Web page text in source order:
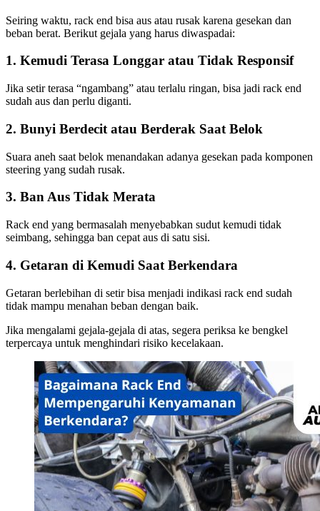
Seiring waktu, rack end bisa aus atau rusak karena gesekan dan
beban berat. Berikut gejala yang harus diwaspadai:
1. Kemudi Terasa Longgar atau Tidak Responsif
Jika setir terasa “ngambang” atau terlalu ringan, bisa jadi rack end
sudah aus dan perlu diganti.
2. Bunyi Berdecit atau Berderak Saat Belok
Suara aneh saat belok menandakan adanya gesekan pada komponen
steering yang sudah rusak.
3. Ban Aus Tidak Merata
Rack end yang bermasalah menyebabkan sudut kemudi tidak
seimbang, sehingga ban cepat aus di satu sisi.
4. Getaran di Kemudi Saat Berkendara
Getaran berlebihan di setir bisa menjadi indikasi rack end sudah
tidak mampu menahan beban dengan baik.
Jika mengalami gejala-gejala di atas, segera periksa ke bengkel
terpercaya untuk menghindari risiko kecelakaan.